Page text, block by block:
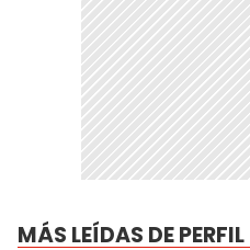
MÁS LEÍDAS DE PERFIL